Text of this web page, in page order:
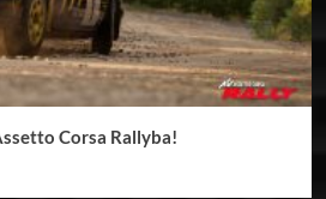
Corsa Rallyba!